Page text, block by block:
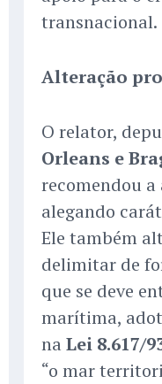
transnacional.
Alteração
O relator,
Orleans e
recomendou
alegando
Ele também
delimitar de
que se deve
marítima,
na Lei 8.617/
“o mar